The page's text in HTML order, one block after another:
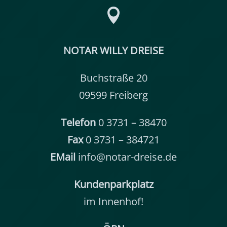

NOTAR WILLY DREISE
Buchstraße 20
09599 Freiberg
Telefon0 3731 – 38470
Fax0 3731 – 384721
EMail info@notar-dreise.de
Kundenparkplatz
im Innenhof!